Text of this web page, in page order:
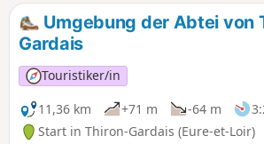
Umgebung der Abtei von
Gardais
Touristiker/in
11,36 km
+71 m -64 m
Start in Thiron-Gardais (Eure-et-Loir)